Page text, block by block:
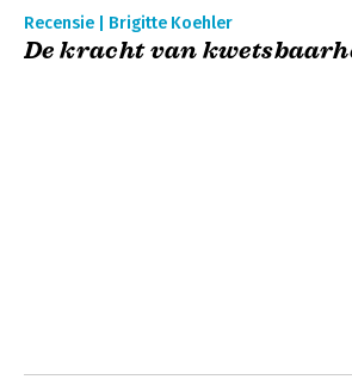
Recensie | Brigitte Koehler
De kracht van